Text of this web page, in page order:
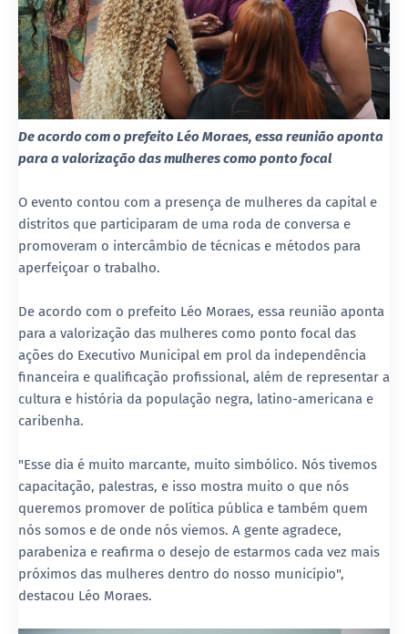
De acordo com o prefeito Léo Moraes, essa reunião aponta
para a valorização das mulheres como ponto focal
O evento contou com a presença de mulheres da capital e
distritos que participaram de uma roda de conversa e
promoveram o intercâmbio de técnicas e métodos para
aperfeiçoar o trabalho.
De acordo com o prefeito Léo Moraes, essa reunião aponta
para a valorização das mulheres como ponto focal das
ações do Executivo Municipal em prol da independência
financeira e qualificação profissional, além de representar a
cultura e história da população negra, latino-americana e
caribenha.
"Esse dia é muito marcante, muito simbólico. Nós tivemos
capacitação, palestras, e isso mostra muito o que nós
queremos promover de política pública e também quem
nós somos e de onde nós viemos. A gente agradece,
parabeniza e reafirma o desejo de estarmos cada vez mais
próximos das mulheres dentro do nosso município",
destacou Léo Moraes.